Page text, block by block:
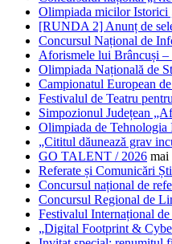
Olimpiada micilor Istorici
[RUNDA 2] Anunț de
Concursul Național de
Aforismele lui Brâncuși –
Olimpiada Națională de
Campionatul European
Festivalul de Teatru
Simpozionul Județean
Olimpiada de Tehnologia
„Cititul dăunează grav
GO TALENT / 2026 mai
Referate și Comunicări
Concursul național de
Concursul Regional de
Festivalul Internațional
„Digital Footprint &